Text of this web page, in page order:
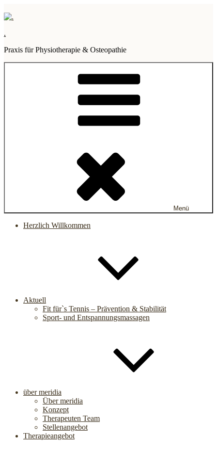
Inhalt
.
Praxis für Physiotherapie & Osteopathie
Menü
Herzlich Willkommen
Aktuell
Fit für`s Tennis – Prävention & Stabilität
Sport- und Entspannungsmassagen
über meridia
Über meridia
Konzept
Therapeuten Team
Stellenangebot
Therapieangebot